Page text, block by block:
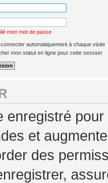
mon mot de passe
connecter automatiquement à chaque visite
mon statut en ligne pour cette session
enregistré
et
des